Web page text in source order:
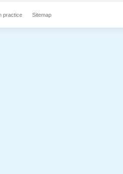
practice Sitemap